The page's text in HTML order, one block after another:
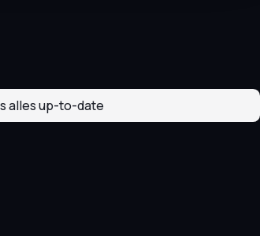
alles up-to-date